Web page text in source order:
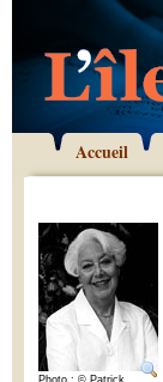
Accueil
Photo : © Patrick